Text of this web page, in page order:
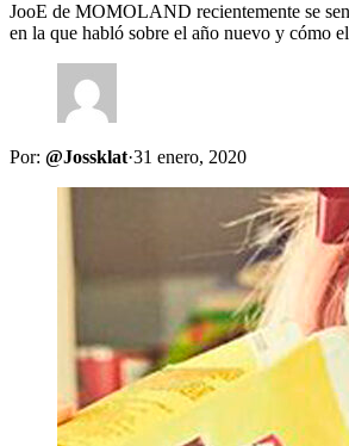
JooE de MOMOLAND recientemente se
en la que habló sobre el año nuevo y cómo
Por: @Jossklat·31 enero, 2020